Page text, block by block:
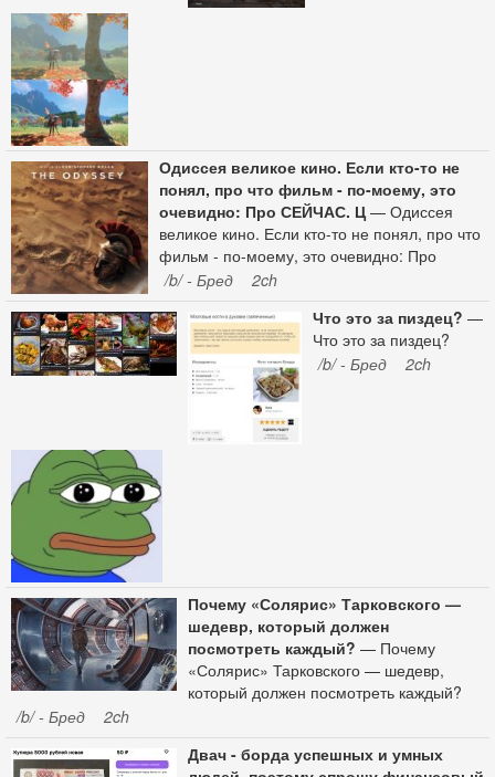
Одиссея великое кино. Если кто-то не
понял, про что фильм - по-моему, это
очевидно: Про СЕЙЧАС. Ц— Одиссея
великое кино. Если кто-то не понял, про что
фильм - по-моему, это очевидно: Про
СЕЙЧАС. Цивилизация строится на
правилах. Когда люди забывают, почему
правила существуют и что они написаны
кровью - они начинают их нарушать.
Нарушение простейших правил
взаимоотношений (международное право/
правило Зевса) запускает цепочку
неизбежных трагедий и войн. Одиссея
показывает, что право сильного - это
ты никогда не сможешь гарантировать своё
лестригонов - они тут же встали на место
убитых троянцев и подверглись резне.
Ведьма была права. В случае с циклопом.
как и в оригинальной истории Гомера,
огромное ЭГО Одиссея увеличило число
ЛЕГКО ИЗБЕГАЕМЫХ ЖЕРТВ. Стоило
людей мог бы выжить. Но нет, ему
ХОТЕЛОСЬ - и вот последствия. Сцилла и
/b/ - Бред
2ch
Что это за пиздец? —
Что это за пиздец?
/b/ - Бред
2ch
Почему «Солярис» Тарковского —
шедевр, который должен
посмотреть каждый? — Почему
«Солярис» Тарковского — шедевр,
который должен посмотреть каждый?
/b/ - Бред
2ch
Двач - борда успешных и умных